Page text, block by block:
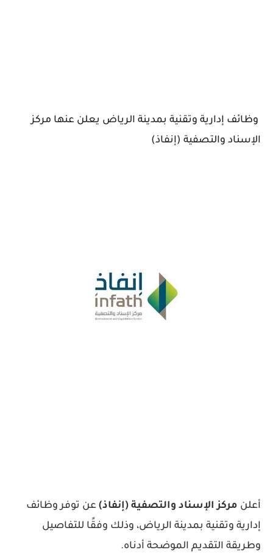
وظائف إدارية وتقنية بمدينة الرياض يعلن عنها مركز
الإسناد والتصفية (إنفاذ)
أعلن مركز الإسناد والتصفية (إنفاذ) عن توفر وظائف
إدارية وتقنية بمدينة الرياض، وذلك وفقًا للتفاصيل
وطريقة التقديم الموضحة أدناه.